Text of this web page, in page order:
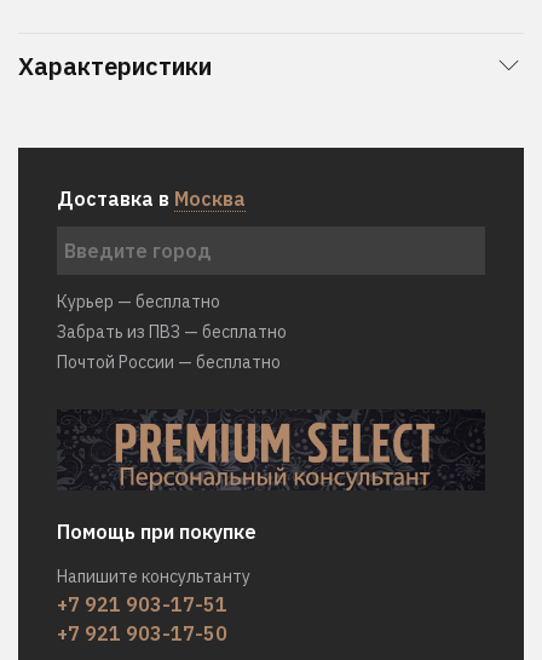
Характеристики
Доставка в Москва
Курьер — бесплатно
Забрать из ПВЗ — бесплатно
Почтой России — бесплатно
Помощь при покупке
Напишите консультанту
+7 921 903-17-51
+7 921 903-17-50